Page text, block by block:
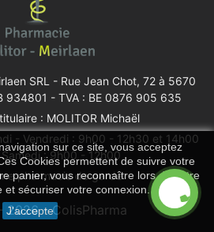
sur ce site, vous acceptez
Cookies permettent de suivre votre
panier, vous reconnaître lors de votre
et sécuriser votre connexion.
J'accepte
SRL - Rue Jean Chot, 72 à 5670
934801 - TVA : BE 0876 905 635
: MOLITOR Michaël
- Vendredi : 9h00 - 12h30 et 14h00
: 9h00 - 12h00
pharmacie de garde
- ColisPharma